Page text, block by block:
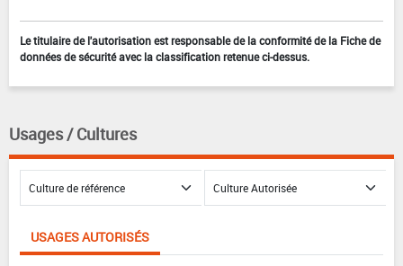
Le titulaire de l'autorisation est responsable de la conformité de la Fiche de
données de sécurité avec la classification retenue ci-dessus.
Usages / Cultures
USAGES AUTORISÉS